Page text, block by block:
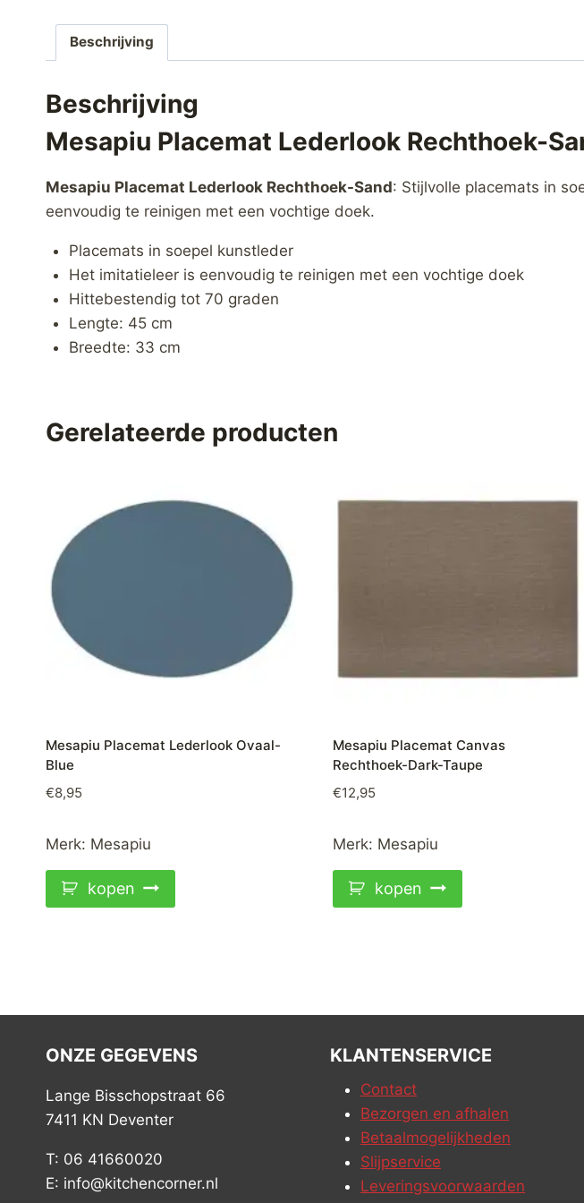
Beschrijving
Beschrijving
Mesapiu Placemat Lederlook Rechthoek-
Mesapiu Placemat Lederlook Rechthoek-Sand: Stijlvolle placemats in
eenvoudig te reinigen met een vochtige doek.
Placemats in soepel kunstleder
Het imitatieleer is eenvoudig te reinigen met een vochtige doek
Hittebestendig tot 70 graden
Lengte: 45 cm
Breedte: 33 cm
Gerelateerde producten
Mesapiu Placemat Lederlook Ovaal-
Blue
€8,95
Merk: Mesapiu
kopen
Mesapiu Placemat Canvas
Rechthoek-Dark-Taupe
€12,95
Merk: Mesapiu
kopen
ONZE GEGEVENS
Lange Bisschopstraat 66
7411 KN Deventer
T: 06 41660020
E: info@kitchencorner.nl
KLANTENSERVICE
Contact
Bezorgen en afhalen
Betaalmogelijkheden
Slijpservice
Leveringsvoorwaarden